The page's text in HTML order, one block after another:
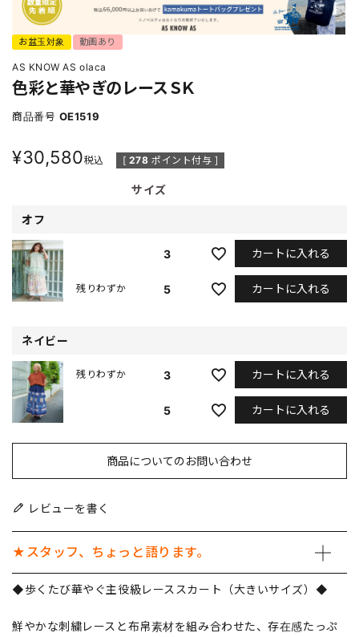
お盆玉対象 動画あり
AS KNOW AS olaca
色彩と華やぎのレースＳＫ
商品番号 OE1519
¥30,580税込 [ 278 ポイント付与 ]
サイズ
オフ
3 カートに入れる
5
残りわずか カートに入れる
ネイビー
3
残りわずか カートに入れる
5 カートに入れる
商品についてのお問い合わせ
レビューを書く
★スタッフ、ちょっと語ります。
◆歩くたび華やぐ主役級レーススカート（大きいサイズ）◆
鮮やかな刺繍レースと布帛素材を組み合わせた、存在感たっぷ